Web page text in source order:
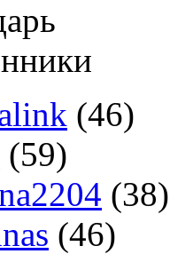
(46)
(59)
(38)
(46)